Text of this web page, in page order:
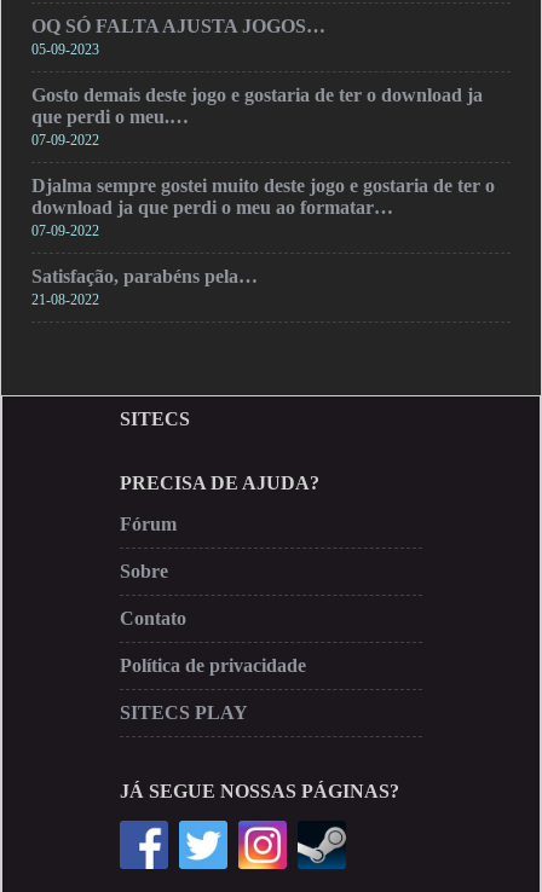
OQ SÓ FALTA AJUSTA JOGOS…
05-09-2023
Gosto demais deste jogo e gostaria de ter o download ja
que perdi o meu.…
07-09-2022
Djalma sempre gostei muito deste jogo e gostaria de ter o
download ja que perdi o meu ao formatar…
07-09-2022
Satisfação, parabéns pela…
21-08-2022
SITECS
PRECISA DE AJUDA?
Fórum
Sobre
Contato
Política de privacidade
SITECS PLAY
JÁ SEGUE NOSSAS PÁGINAS?